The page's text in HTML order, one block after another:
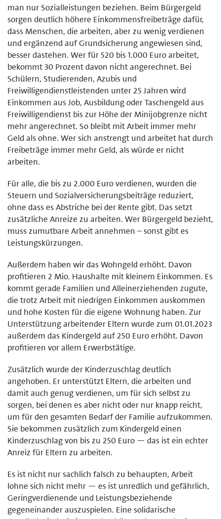
man nur Sozialleistungen beziehen. Beim Bürgergeld
sorgen deutlich höhere Einkommensfreibeträge dafür,
dass Menschen, die arbeiten, aber zu wenig verdienen
und ergänzend auf Grundsicherung angewiesen sind,
besser dastehen. Wer für 520 bis 1.000 Euro arbeitet,
bekommt 30 Prozent davon nicht angerechnet. Bei
Schülern, Studierenden, Azubis und
Freiwilligendienstleistenden unter 25 Jahren wird
Einkommen aus Job, Ausbildung oder Taschengeld aus
Freiwilligendienst bis zur Höhe der Minijobgrenze nicht
mehr angerechnet. So bleibt mit Arbeit immer mehr
Geld als ohne. Wer sich anstrengt und arbeitet hat durch
Freibeträge immer mehr Geld, als würde er nicht
arbeiten.
Für alle, die bis zu 2.000 Euro verdienen, wurden die
Steuern und Sozialversicherungsbeiträge reduziert,
ohne dass es Abstriche bei der Rente gibt. Das setzt
zusätzliche Anreize zu arbeiten. Wer Bürgergeld bezieht,
muss zumutbare Arbeit annehmen – sonst gibt es
Leistungskürzungen.
Außerdem haben wir das Wohngeld erhöht. Davon
profitieren 2 Mio. Haushalte mit kleinem Einkommen. Es
kommt gerade Familien und Alleinerziehenden zugute,
die trotz Arbeit mit niedrigen Einkommen auskommen
und hohe Kosten für die eigene Wohnung haben. Zur
Unterstützung arbeitender Eltern wurde zum 01.01.2023
außerdem das Kindergeld auf 250 Euro erhöht. Davon
profitieren vor allem Erwerbstätige.
Zusätzlich wurde der Kinderzuschlag deutlich
angehoben. Er unterstützt Eltern, die arbeiten und
damit auch genug verdienen, um für sich selbst zu
sorgen, bei denen es aber nicht oder nur knapp reicht,
um für den gesamten Bedarf der Familie aufzukommen.
Sie bekommen zusätzlich zum Kindergeld einen
Kinderzuschlag von bis zu 250 Euro — das ist ein echter
Anreiz für Eltern zu arbeiten.
Es ist nicht nur sachlich falsch zu behaupten, Arbeit
lohne sich nicht mehr — es ist unredlich und gefährlich,
Geringverdienende und Leistungsbeziehende
gegeneinander auszuspielen. Eine solidarische